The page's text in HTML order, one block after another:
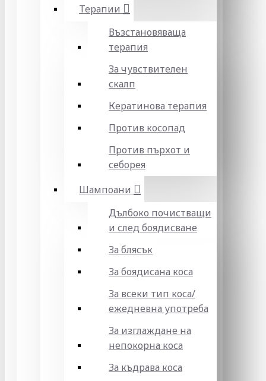
Терапии
Възстановяваща
терапия
За чувствителен
скалп
Кератинова терапия
Против косопад
Против пърхот и
себорея
Шампоани
Дълбоко почистващи
и след боядисване
За блясък
За боядисана коса
За всеки тип коса/
ежедневна употреба
За изглаждане на
непокорна коса
За къдрава коса